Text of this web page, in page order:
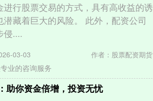
行股票交易的方式，具有高收益的诱
藏着巨大的风险。 此外，配资公司
侵....
03-03 作者：股票配资期货
业的咨询服务
助你资金倍增，投资无忧